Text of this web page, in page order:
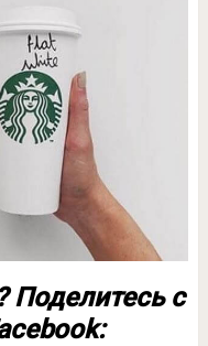
Поделитесь с